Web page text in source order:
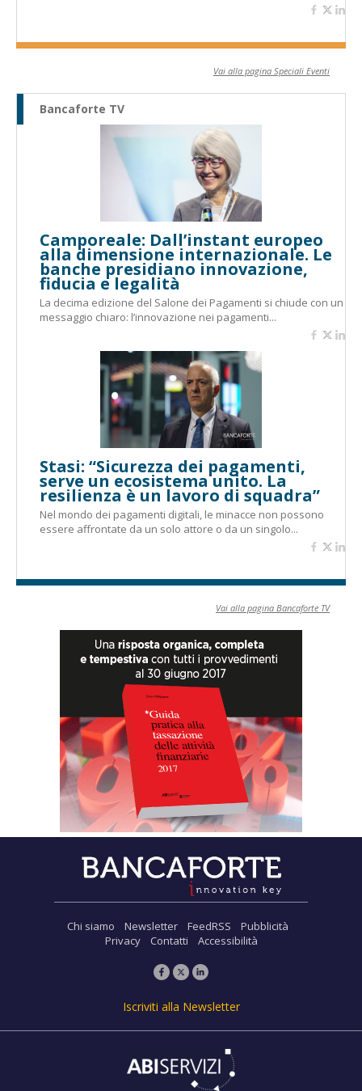
Vai alla pagina Speciali Eventi
Bancaforte TV
Camporeale: Dall’instant europeo
alla dimensione internazionale. Le
banche presidiano innovazione,
fiducia e legalità
La decima edizione del Salone dei Pagamenti si chiude con un
messaggio chiaro: l’innovazione nei pagamenti...
Stasi: “Sicurezza dei pagamenti,
serve un ecosistema unito. La
resilienza è un lavoro di squadra”
Nel mondo dei pagamenti digitali, le minacce non possono
essere affrontate da un solo attore o da un singolo...
Vai alla pagina Bancaforte TV
Chi siamo Newsletter FeedRSS
Pubblicità
Privacy
Contatti Accessibilità
Iscriviti alla Newsletter